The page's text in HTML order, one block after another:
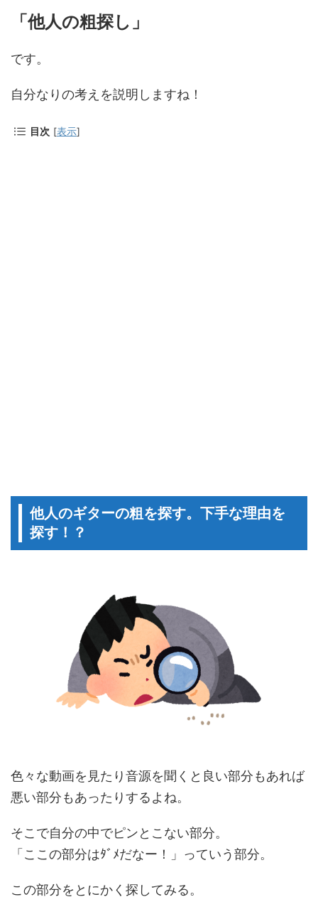
「他人の粗探し」
です。
自分なりの考えを説明しますね！
目次 [表示]
他人のギターの粗を探す。下手な理由を
探す！？
色々な動画を見たり音源を聞くと良い部分もあれば
悪い部分もあったりするよね。
そこで自分の中でピンとこない部分。
「ここの部分はﾀﾞﾒだなー！」っていう部分。
この部分をとにかく探してみる。